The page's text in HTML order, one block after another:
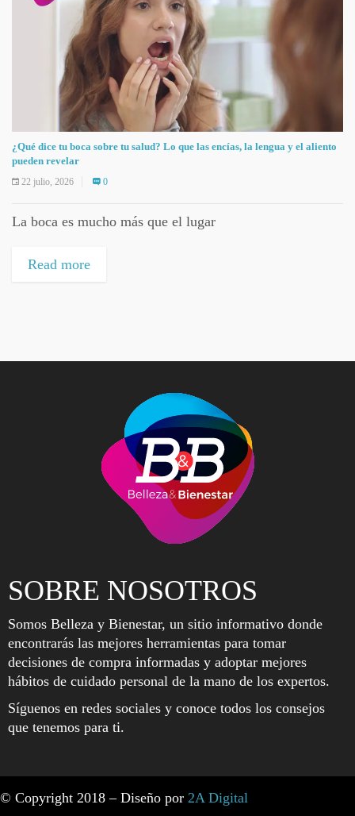
¿Qué dice tu boca sobre tu salud? Lo que las encías, la lengua y el aliento
pueden revelar
22 julio, 2026 0
La boca es mucho más que el lugar
Read more
SOBRE NOSOTROS
Somos Belleza y Bienestar, un sitio informativo donde
encontrarás las mejores herramientas para tomar
decisiones de compra informadas y adoptar mejores
hábitos de cuidado personal de la mano de los expertos.
Síguenos en redes sociales y conoce todos los consejos
que tenemos para ti.
© Copyright 2018 – Diseño por 2A Digital